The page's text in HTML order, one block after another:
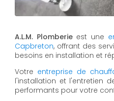
A.L.M. Plomberieest une
Capbreton, offrant des
besoins en installation et
Votre entreprise de
l'installation et l'entretien
performants pour votre